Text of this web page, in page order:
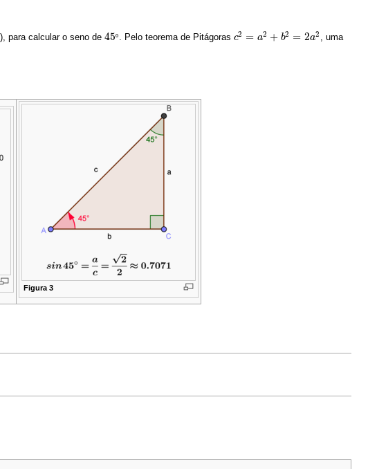
), para calcular o seno de45º
45º. Pelo teorema de Pitágoras c2 = a2 + b2 = 2a2
c2 =a 2+b 2= 2a 2
, uma
Figura 3